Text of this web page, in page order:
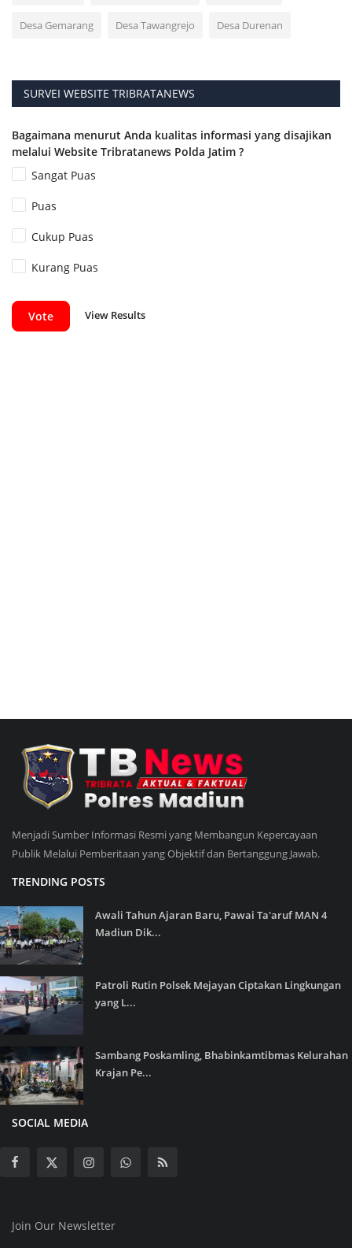
Desa Gemarang Desa Tawangrejo Desa Durenan
SURVEI WEBSITE TRIBRATANEWS
Bagaimana menurut Anda kualitas informasi yang disajikan
melalui Website Tribratanews Polda Jatim ?
Sangat Puas
Puas
Cukup Puas
Kurang Puas
Vote View Results
Menjadi Sumber Informasi Resmi yang Membangun Kepercayaan
Publik Melalui Pemberitaan yang Objektif dan Bertanggung Jawab.
TRENDING POSTS
Awali Tahun Ajaran Baru, Pawai Ta'aruf MAN 4
Madiun Dik...
Patroli Rutin Polsek Mejayan Ciptakan Lingkungan
yang L...
Sambang Poskamling, Bhabinkamtibmas Kelurahan
Krajan Pe...
SOCIAL MEDIA
Join Our Newsletter